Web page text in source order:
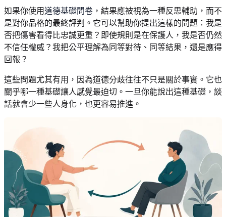
如果你使用道德基礎問卷 ，結果應被視為一種反思輔助，而不
是對你品格的最終評判。它可以幫助你提出這樣的問題：我是
否把傷害看得比忠誠更重？即使規則是在保護人，我是否仍然
不信任權威？我把公平理解為同等對待、同等結果，還是應得
回報？
這些問題尤其有用，因為道德分歧往往不只是關於事實。它也
關乎哪一種基礎讓人感覺最迫切。一旦你能說出這種基礎，談
話就會少一些人身化，也更容易推進。